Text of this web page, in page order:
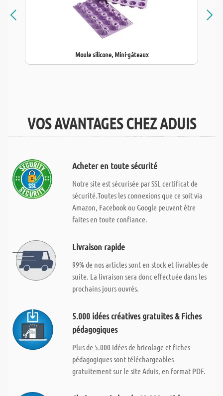
Moule silicone, Mini-gâteaux
VOS AVANTAGES CHEZ ADUIS
Acheter en toute sécurité
Notre site est sécurisée par SSL certificat de
sécurité.Toutes les connexions que ce soit via
Amazon, Facebook ou Google peuvent être
faites en toute confiance.
Livraison rapide
99% de nos articles sont en stock et livrables de
suite. La livraison sera donc effectuée dans les
prochains jours ouvrés.
5.000 idées créatives gratuites & Fiches
pédagogiques
Plus de 5.000 idées de bricolage et fiches
pédagogiques sont téléchargeables
gratuitement sur le site Aduis, en format PDF.